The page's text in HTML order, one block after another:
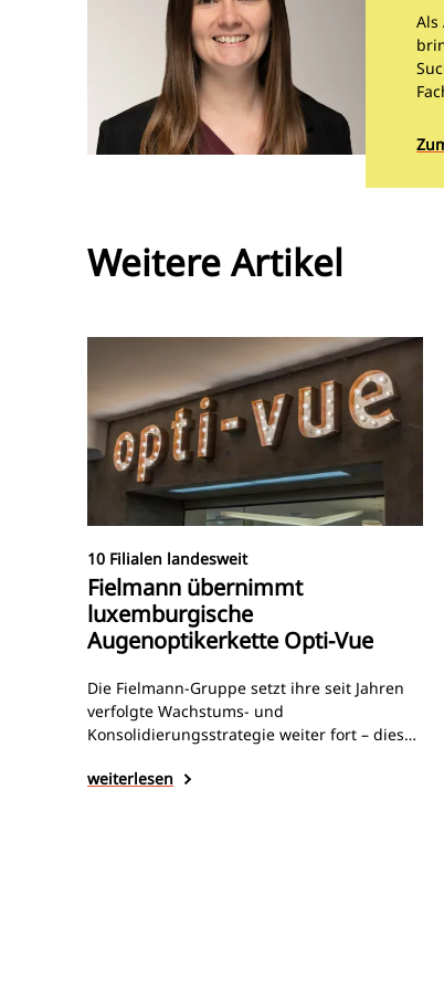
Als
Weitere Artikel
weiterlesen
10 Filialen landesweit
Fielmann übernimmt
luxemburgische
Augenoptikerkette Opti-Vue
Die Fielmann-Gruppe setzt ihre seit Jahren
verfolgte Wachstums- und
Konsolidierungsstrategie weiter fort – dieses
Medien berichten, hat der Filialist über